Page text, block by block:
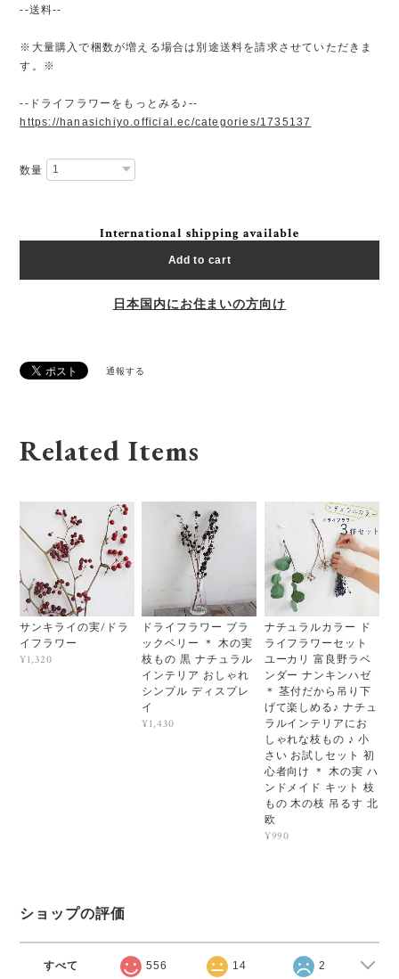
--送料--
※大量購入で梱数が増える場合は別途送料を請求させていただきま
す。※
--ドライフラワーをもっとみる♪--
https://hanasichiyo.official.ec/categories/1735137
数量
International shipping available
Add to cart
日本国内にお住まいの方向け
通報する
Related Items
サンキライの実/ドラ
イフラワー
¥1,320
ドライフラワー ブラ
ックベリー ＊ 木の実
枝もの 黒 ナチュラル
インテリア おしゃれ
シンプル ディスプレ
イ
¥1,430
ナチュラルカラー ド
ライフラワーセット
ユーカリ 富良野ラベ
ンダー ナンキンハゼ
＊ 茎付だから吊り下
げて楽しめる♪ ナチュ
ラルインテリアにお
しゃれな枝もの ♪ 小
さい お試しセット 初
心者向け ＊ 木の実 ハ
ンドメイド キット 枝
もの 木の枝 吊るす 北
欧
¥990
ショップの評価
すべて 556 14 2